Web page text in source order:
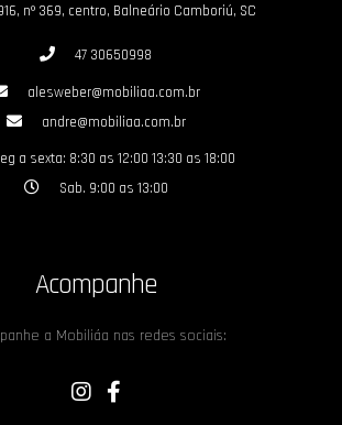
nº 369, centro, Balneário Camboriú, SC
47 30650998
alesweber@mobiliaa.com.br
andre@mobiliaa.com.br
a sexta: 8:30 as 12:00 13:30 as 18:00
Sab. 9:00 as 13:00
Acompanhe
a Mobiliáa nas redes sociais: